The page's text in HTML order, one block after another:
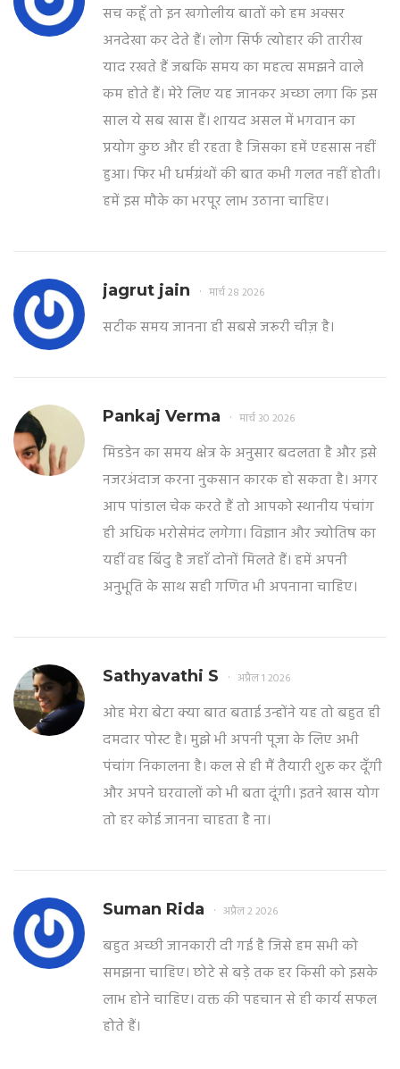
सच कहूँ तो इन खगोलीय बातों को हम अक्सर
अनदेखा कर देते हैं। लोग सिर्फ त्योहार की तारीख
याद रखते हैं जबकि समय का महत्व समझने वाले
कम होते हैं। मेरे लिए यह जानकर अच्छा लगा कि इस
साल ये सब खास हैं। शायद असल में भगवान का
प्रयोग कुछ और ही रहता है जिसका हमें एहसास नहीं
हुआ। फिर भी धर्मग्रंथों की बात कभी गलत नहीं होती।
हमें इस मौके का भरपूर लाभ उठाना चाहिए।
jagrut jain मार्च 28 2026
सटीक समय जानना ही सबसे जरूरी चीज़ है।
Pankaj Verma मार्च 30 2026
मिडडेन का समय क्षेत्र के अनुसार बदलता है और इसे
नजरअंदाज करना नुकसान कारक हो सकता है। अगर
आप पांडाल चेक करते हैं तो आपको स्थानीय पंचांग
ही अधिक भरोसेमंद लगेगा। विज्ञान और ज्योतिष का
यहीं वह बिंदु है जहाँ दोनों मिलते हैं। हमें अपनी
अनुभूति के साथ सही गणित भी अपनाना चाहिए।
Sathyavathi S अप्रैल 1 2026
ओह मेरा बेटा क्या बात बताई उन्होंने यह तो बहुत ही
दमदार पोस्ट है। मुझे भी अपनी पूजा के लिए अभी
पंचांग निकालना है। कल से ही मैं तैयारी शुरू कर दूँगी
और अपने घरवालों को भी बता दूंगी। इतने खास योग
तो हर कोई जानना चाहता है ना।
Suman Rida अप्रैल 2 2026
बहुत अच्छी जानकारी दी गई है जिसे हम सभी को
समझना चाहिए। छोटे से बड़े तक हर किसी को इसके
लाभ होने चाहिए। वक्त की पहचान से ही कार्य सफल
होते हैं।